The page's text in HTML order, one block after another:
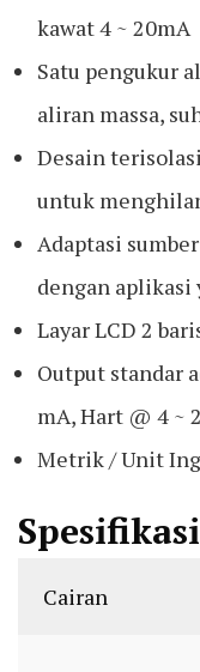
kawat 4 ~ 20mA
Satu pengukur
aliran massa,
Desain
untuk
Adaptasi
dengan aplikasi
Layar LCD 2
Output standar
mA, Hart @ 4 ~
Metrik / Unit
Spesifikasi
Cairan